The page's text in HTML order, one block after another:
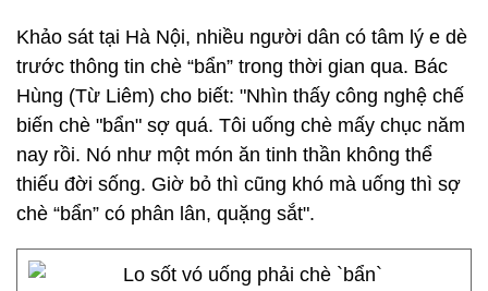
Khảo sát tại Hà Nội, nhiều người dân có tâm lý e dè
trước thông tin chè “bẩn” trong thời gian qua. Bác
Hùng (Từ Liêm) cho biết: "Nhìn thấy công nghệ chế
biến chè "bẩn" sợ quá. Tôi uống chè mấy chục năm
nay rồi. Nó như một món ăn tinh thần không thể
thiếu đời sống. Giờ bỏ thì cũng khó mà uống thì sợ
chè “bẩn” có phân lân, quặng sắt".